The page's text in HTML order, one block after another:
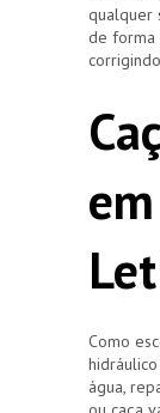
qualquer
de forma
Como
água,